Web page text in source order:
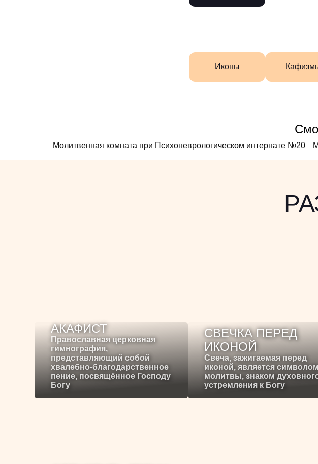
Иконы
СмотритеМолитвенная комната при Психоневрологическом интернате №20
АКАФИСТ
Православная церковная
гимнография,
представляющий собой
хвалебно-благодарственное
пение, посвящённое Господу
Богу
СВЕЧКА ПЕРЕД
ИКОНОЙ
Свеча, зажигаемая перед
иконой, является
молитвы, знаком
устремления к Богу